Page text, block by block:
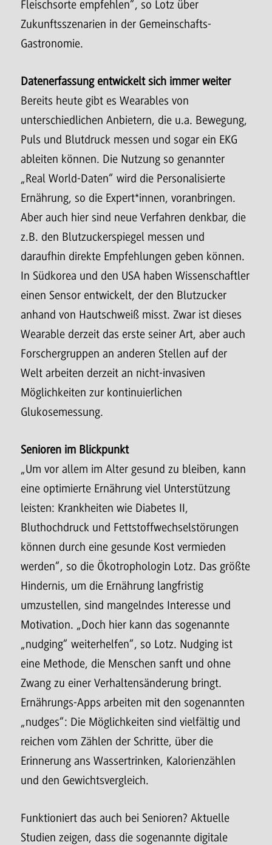
Fleischsorte empfehlen“, so Lotz über
Zukunftsszenarien in der Gemeinschafts-
Gastronomie.
Datenerfassung entwickelt sich immer weiter
Bereits heute gibt es Wearables von
unterschiedlichen Anbietern, die u.a. Bewegung,
Puls und Blutdruck messen und sogar ein EKG
ableiten können. Die Nutzung so genannter
„Real World-Daten“ wird die Personalisierte
Ernährung, so die Expert*innen, voranbringen.
Aber auch hier sind neue Verfahren denkbar, die
z.B. den Blutzuckerspiegel messen und
daraufhin direkte Empfehlungen geben können.
In Südkorea und den USA haben Wissenschaftler
einen Sensor entwickelt, der den Blutzucker
anhand von Hautschweiß misst. Zwar ist dieses
Wearable derzeit das erste seiner Art, aber auch
Forschergruppen an anderen Stellen auf der
Welt arbeiten derzeit an nicht-invasiven
Möglichkeiten zur kontinuierlichen
Glukosemessung.
Senioren im Blickpunkt
„Um vor allem im Alter gesund zu bleiben, kann
eine optimierte Ernährung viel Unterstützung
leisten: Krankheiten wie Diabetes II,
Bluthochdruck und Fettstoffwechselstörungen
können durch eine gesunde Kost vermieden
werden“, so die Ökotrophologin Lotz. Das größte
Hindernis, um die Ernährung langfristig
umzustellen, sind mangelndes Interesse und
Motivation. „Doch hier kann das sogenannte
„nudging“ weiterhelfen“, so Lotz. Nudging ist
eine Methode, die Menschen sanft und ohne
Zwang zu einer Verhaltensänderung bringt.
Ernährungs-Apps arbeiten mit den sogenannten
„nudges“: Die Möglichkeiten sind vielfältig und
reichen vom Zählen der Schritte, über die
Erinnerung ans Wassertrinken, Kalorienzählen
und den Gewichtsvergleich.
Funktioniert das auch bei Senioren? Aktuelle
Studien zeigen, dass die sogenannte digitale